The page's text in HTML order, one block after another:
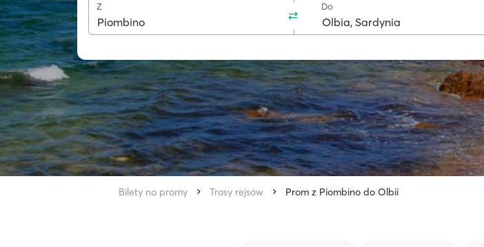
Z Do
Bilety na promy Trasy rejsów Prom z Piombino do Olbii